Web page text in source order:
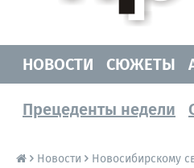
НОВОСТИ
СЮЖЕТЫ
Прецеденты недели
Новости Новосибирскому